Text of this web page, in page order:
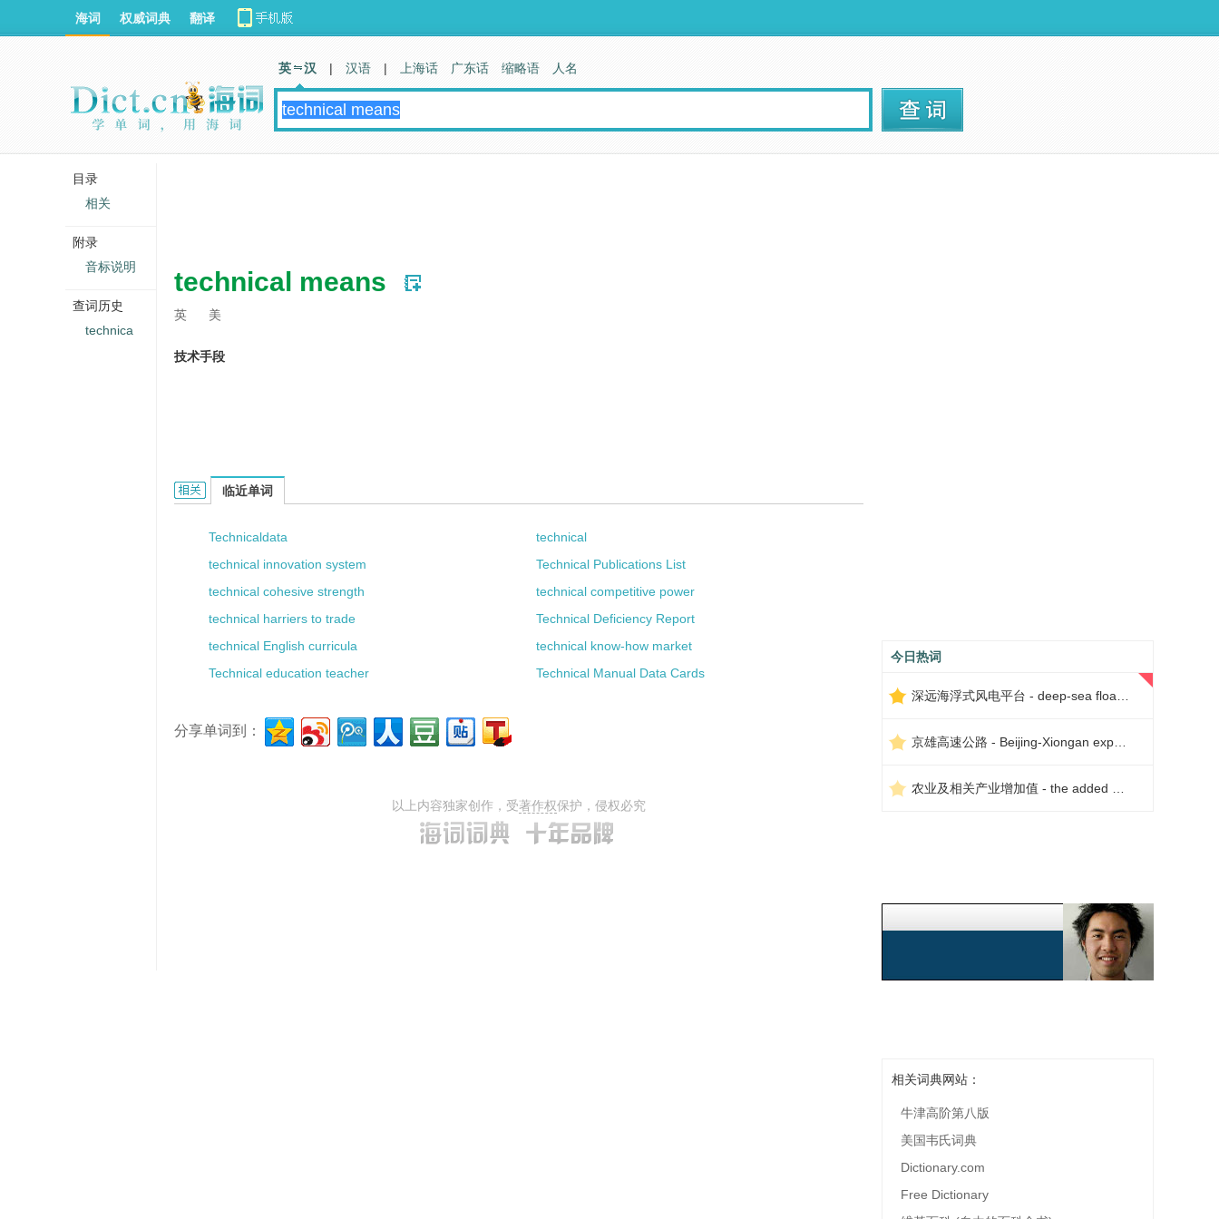
technical means
英 美
技术手段
technical means的相关资料：
临近单词
Technicaldata
technical
technical innovation system
Technical Publications List
technical cohesive strength
technical competitive power
technical harriers to trade
Technical Deficiency Report
technical English curricula
technical know-how market
Technical education teacher
Technical Manual Data Cards
分享单词到：
以上内容独家创作，受著作权保护，侵权必究
今日热词
相关词典网站：
牛津高阶第八版
美国韦氏词典
Dictionary.com
Free Dictionary
海词 权威词典 翻译
英 汉 | 汉语 | 上海话 广东话 缩略语 人名
目录
相关
附录
音标说明
查词历史
technica